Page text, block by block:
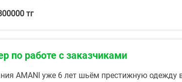
тг
по работе с заказчиками
AMANI уже 6 лет шьём престижную одежду